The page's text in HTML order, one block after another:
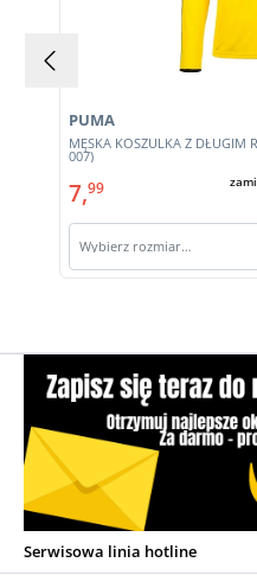
MĘSKA KOSZULKA Z DŁUGIM
007)
PUMA
7,99
Wybierz rozmiar…
Serwisowa linia hotline